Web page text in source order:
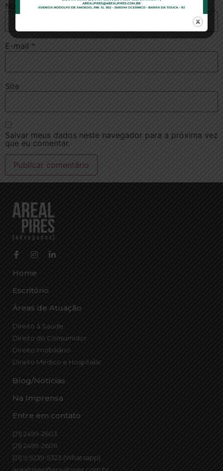
Nome
E-mail *
Site
Salvar meus dados neste navegador para a próxima vez
que eu comentar.
Home
Escritório
Áreas de Atuação
Direito à Saúde
Direito do Consumidor
Direito Imobiliário
Direito Médico e Hospitalar
Blog/Notícias
Na Imprensa
Entre em contato
(21) 2499-2603
(21) 2499-2606
(21) 9 9239-5323 (Whatsapp)